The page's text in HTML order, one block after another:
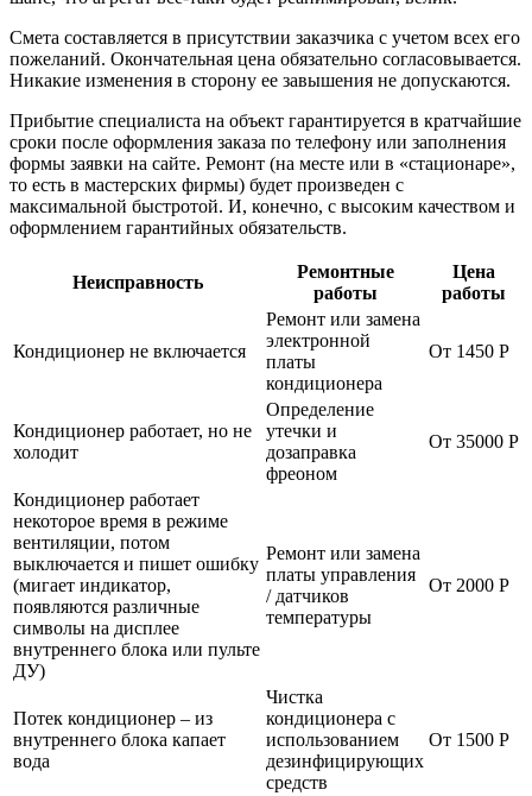
Смета составляется в присутствии заказчика с учетом всех его
пожеланий. Окончательная цена обязательно согласовывается.
Никакие изменения в сторону ее завышения не допускаются.
Прибытие специалиста на объект гарантируется в кратчайшие
сроки после оформления заказа по телефону или заполнения
формы заявки на сайте. Ремонт (на месте или в «стационаре»,
то есть в мастерских фирмы) будет произведен с
максимальной быстротой. И, конечно, с высоким качеством и
оформлением гарантийных обязательств.
Неисправность
Ремонтные
работы
Цена
работы
Кондиционер не включается
Ремонт или замена
электронной
платы
кондиционера
От 1450 Р
Кондиционер работает, но не
холодит
Определение
утечки и
дозаправка
фреоном
От 35000 Р
Кондиционер работает
некоторое время в режиме
вентиляции, потом
выключается и пишет ошибку
(мигает индикатор,
появляются различные
символы на дисплее
внутреннего блока или пульте
ДУ)
Ремонт или замена
платы управления
/ датчиков
температуры
От 2000 Р
Потек кондиционер – из
внутреннего блока капает
вода
Чистка
кондиционера с
использованием
дезинфицирующих
средств
От 1500 Р